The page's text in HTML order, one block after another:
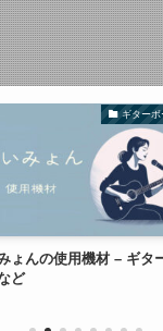
ギター
ょんの使用機材 – ギタ
ど